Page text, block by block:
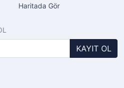
Haritada Gör
KAYIT OL